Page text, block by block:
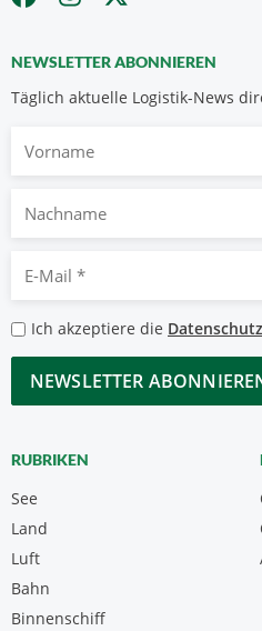
NEWSLETTER ABONNIEREN
Täglich aktuelle Logistik-News
Nachname
Mail
*
Datenschutzbestimmungen
*
Ich akzeptiere die
CAPTCHA
RUBRIKEN
See
Land
Luft
Bahn
Binnenschiff